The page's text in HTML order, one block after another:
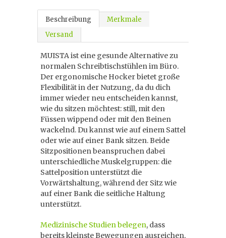
Beschreibung
Merkmale
Versand
MUISTA ist eine gesunde Alternative zu
normalen Schreibtischstühlen im Büro.
Der ergonomische Hocker bietet große
Flexibilität in der Nutzung, da du dich
immer wieder neu entscheiden kannst,
wie du sitzen möchtest: still, mit den
Füssen wippend oder mit den Beinen
wackelnd. Du kannst wie auf einem Sattel
oder wie auf einer Bank sitzen. Beide
Sitzpositionen beanspruchen dabei
unterschiedliche Muskelgruppen: die
Sattelposition unterstützt die
Vorwärtshaltung, während der Sitz wie
auf einer Bank die seitliche Haltung
unterstützt.
Medizinische Studien belegen, dass
bereits kleinste Bewegungen ausreichen,